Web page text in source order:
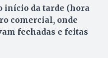
início da tarde (hora
comercial, onde
fechadas e feitas